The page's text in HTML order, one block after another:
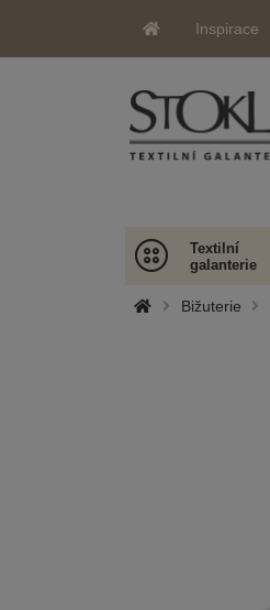
Inspirace
Textilní
galanterie
Bižuterie